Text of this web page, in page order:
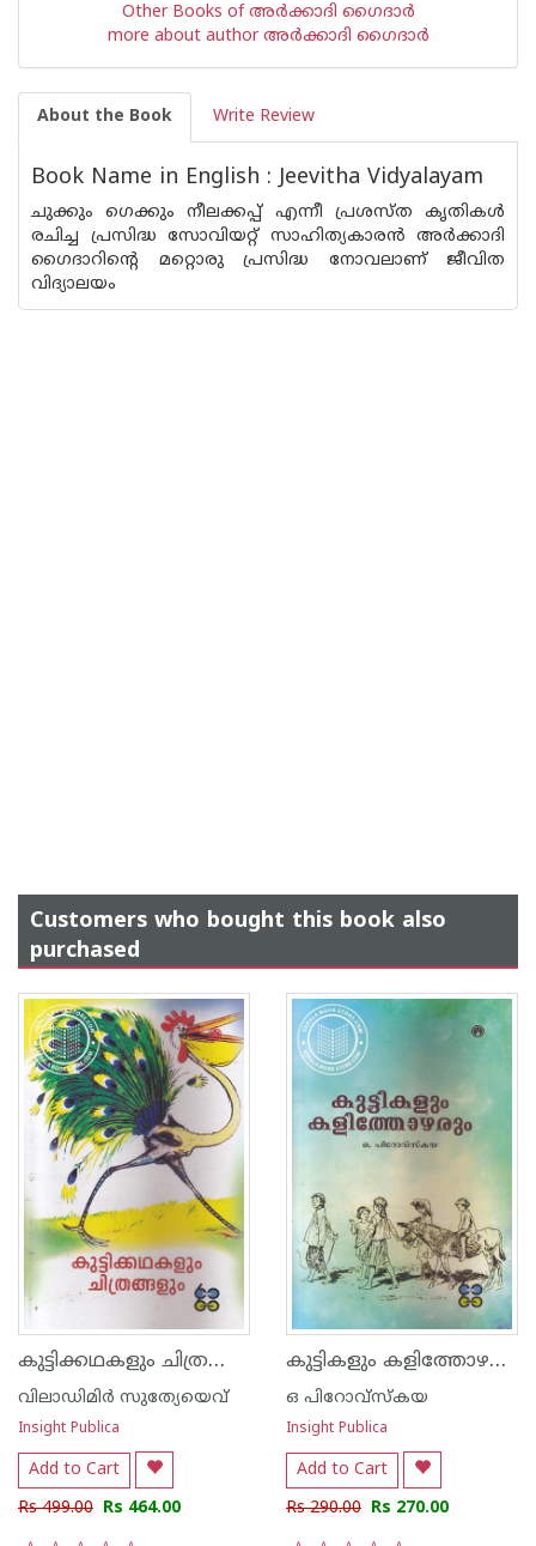
Other Books of അര്‍ക്കാദി ഗൈദാര്‍
more about author അര്‍ക്കാദി ഗൈദാര്‍
About the Book Write Review
Book Name in English : Jeevitha Vidyalayam
ചുക്കും ഗെക്കും നീലക്കപ്പ് എന്നീ പ്രശസ്ത കൃതികള്‍
രചിച്ച പ്രസിദ്ധ സോവിയറ്റ് സാഹിത്യകാരന്‍ അര്‍ക്കാദി
ഗൈദാറിന്റെ മറ്റൊരു പ്രസിദ്ധ നോവലാണ്‌ ജീവിത
വിദ്യാലയം
Customers who bought this book also
purchased
കുട്ടിക്കഥകളും ചിത്രങ്ങളും
വിലാഡിമിര്‍ സുത്യേയെവ്
Insight Publica
Add to Cart
Rs 499.00 Rs 464.00
കുട്ടികളും കളിത്തോഴരും
ഒ പിറോവ്സ്കയ
Insight Publica
Add to Cart
Rs 290.00 Rs 270.00